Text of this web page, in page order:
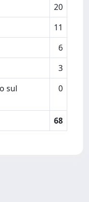
20
11
6
3
sul
0
68